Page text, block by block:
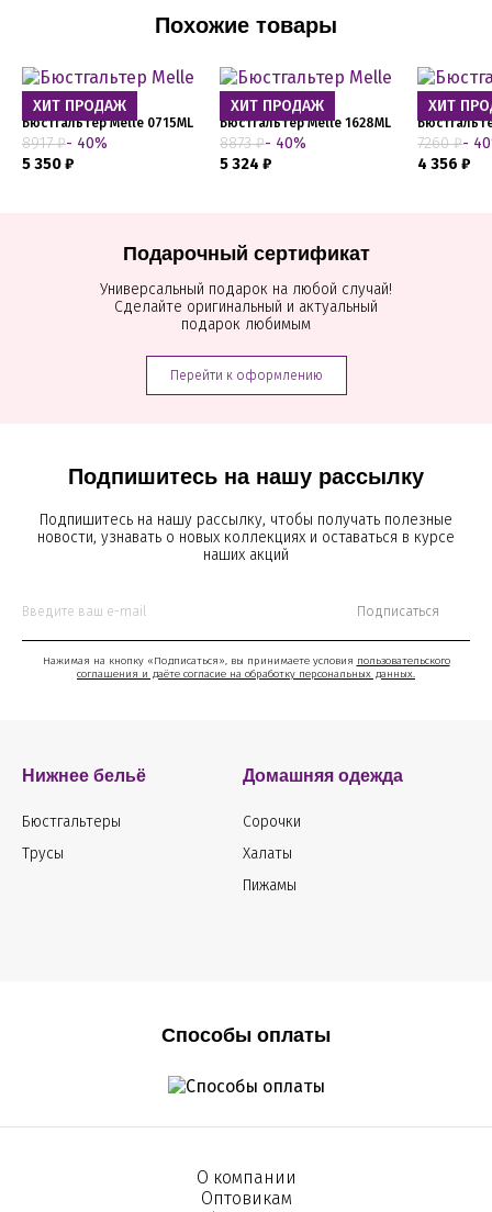
Похожие товары
ХИТ ПРОДАЖ
Бюстгальтер Melle 0715ML
8917 ₽- 40%
5 350 ₽
ХИТ ПРОДАЖ
Бюстгальтер Melle 1628ML
8873 ₽- 40%
5 324 ₽
ХИТ
7260 ₽-
4 356 ₽
Подпишитесь на нашу рассылку
Подпишитесь на нашу рассылку, чтобы получать полезные
новости, узнавать о новых коллекциях и оставаться в курсе
наших акций
Подписаться
Нажимая на кнопку «Подписаться», вы принимаете условия пользовательского
соглашения и даёте согласие на обработку персональных данных.
Подарочный сертификат
Универсальный подарок на любой случай!
Сделайте оригинальный и актуальный
подарок любимым
Перейти к оформлению
Нижнее бельё
Бюстгальтеры
Трусы
Домашняя одежда
Сорочки
Халаты
Пижамы
Способы оплаты
О компании
Оптовикам